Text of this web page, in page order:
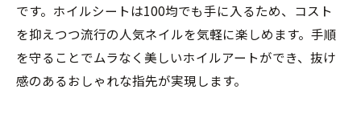
です。ホイルシートは100均でも手に入るため、コスト
を抑えつつ流行の人気ネイルを気軽に楽しめます。手順
を守ることでムラなく美しいホイルアートができ、抜け
感のあるおしゃれな指先が実現します。